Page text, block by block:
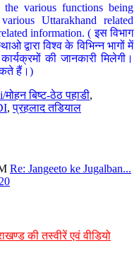
various functions being
Uttarakhand related
information. ( इस विभाग
द्वारा विश्व के विभिन्न भागों में
की जानकारी मिलेगी।
हैं।)
बिष्ट-ठेठ पहाडी,
,प्रहलाद तडियाल
Re: Jangeeto ke Jugalban...
की तस्वीरें एवं वीडियो